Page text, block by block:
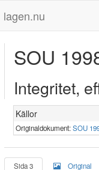
lagen.nu
SOU
Integritet,
Källor
Originaldokument:SOU
Sida 3 Original